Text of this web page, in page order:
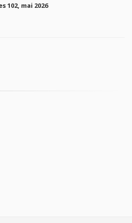
102, mai 2026